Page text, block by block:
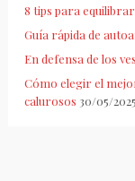
8 tips para
Guía rápida de
En defensa de los
Cómo elegir el
calurosos 30/05/2025